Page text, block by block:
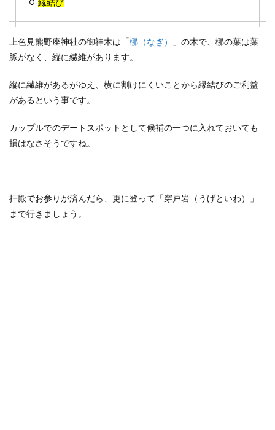
縁結び
上色見熊野座神社の御神木は「梛（なぎ）
」の木で、梛の葉は葉
脈がなく、縦に繊維があります。
縦に繊維があるがゆえ、横に割けにくいことから縁結びのご利益
があるという事です。
カップルでのデートスポットとして候補の一つに入れておいても
損はなさそうですね。
拝殿でお参りが済んだら、更に登って「穿戸岩（うげといわ）」
まで行きましょう。